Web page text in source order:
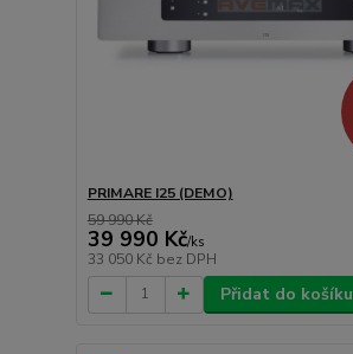
PRIMARE I25 (DEMO)
59 990 Kč
39 990 Kč/ks
33 050 Kč bez DPH
Přidat do košíku